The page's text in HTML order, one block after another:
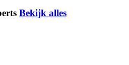
Bekijk alles